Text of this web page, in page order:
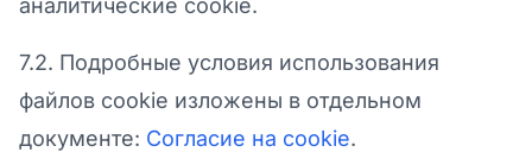
аналитические cookie.
7.2. Подробные условия использования
файлов cookie изложены в отдельном
документе: Согласие на cookie.